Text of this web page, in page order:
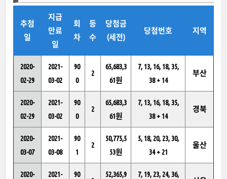
추첨
일
지급
만료
일
회
차
등
수
당첨금
(세전)
당첨번호 지역
2020-
02-29
2021-
03-02
90
0
2
65,683,3
61원
7, 13, 16, 18, 35,
38 + 14
부산
2020-
02-29
2021-
03-02
90
0
2
65,683,3
61원
7, 13, 16, 18, 35,
38 + 14
경북
2020-
03-07
2021-
03-08
90
1
2
50,775,5
53원
5, 18, 20, 23, 30,
34 + 21
울산
2020-
2021-
90
52,365,9
7, 19, 23, 24, 36,